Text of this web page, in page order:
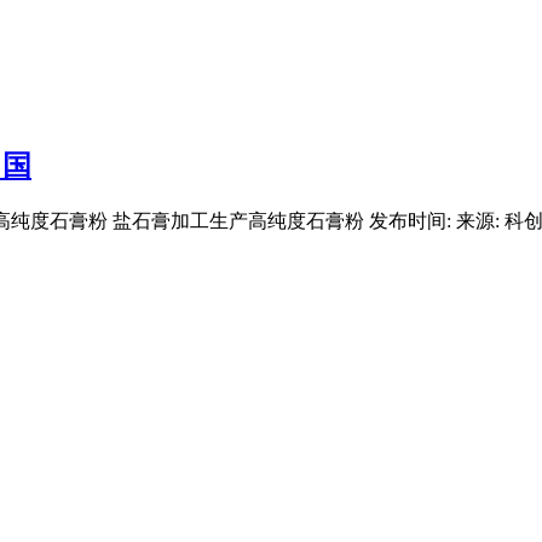
度石膏粉 盐石膏加工生产高纯度石膏粉 发布时间: 来源: 科